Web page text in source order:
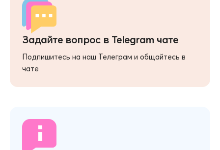
Задайте вопрос в Telegram чате
Подпишитесь на наш Телеграм и общайтесь в
чате